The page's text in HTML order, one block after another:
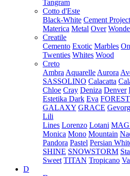
Tangram
Cotto d'Este
Black-White Cement Project
Materica Metal Over
Creatile
Cemento Exotic Marbles
Twenties Whites Wood
Creto
Ambra Aquarelle Aurora
SASSOLINO Calacatta
Chloe Cray Deniza Denver
Estetika Dark Eva FOREST
GALAXY GRACE Gevorg
Lili
Lines Lorenzo Lotani
Monica Mono Mountain
Pandora Pastel Persian
SHINE SNOWSTORM
Sweet TITAN Tropicano
D